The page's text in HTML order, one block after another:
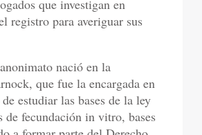
que investigan en
registro para averiguar sus
nació en la
que fue la encargada en
estudiar las bases de la ley
de fecundación in vitro, bases